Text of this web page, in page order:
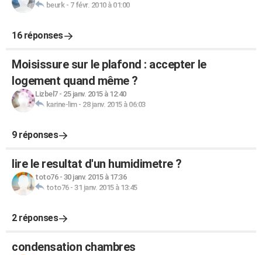
beurk- 7 févr. 2010 à 01:00
16 réponses
Moisissure sur le plafond : accepter le
logement quand même ?
Lizbel7- 25 janv. 2015 à 12:40
karine-lim- 28 janv. 2015 à 06:03
9 réponses
lire le resultat d'un humidimetre ?
toto76- 30 janv. 2015 à 17:36
toto76- 31 janv. 2015 à 13:45
2 réponses
condensation chambres